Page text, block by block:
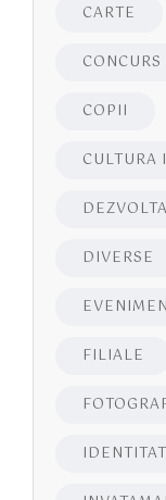
CARTE
CONCURS
COPII
CULTURA
DIVERSE
FILIALE